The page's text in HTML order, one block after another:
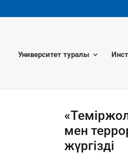
Университет туралы
мен
жүргізді